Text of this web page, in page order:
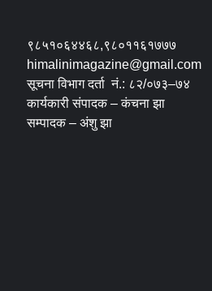
९८५१०६४४६८,९८०११६१७७७
himalinimagazine@gmail.com
सूचना विभाग दर्ता नं.: ८२/०७३–७४
कार्यकारी संपादक – कंचना झा
सम्पादक – अंशु झा